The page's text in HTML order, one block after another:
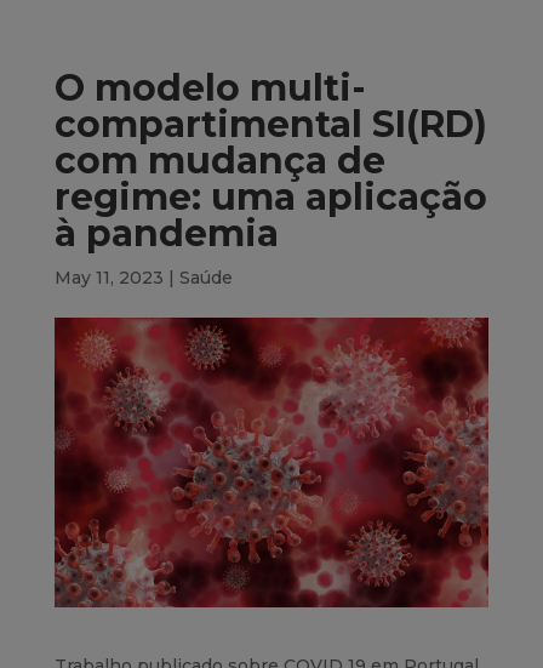
O modelo multi-
compartimental SI(RD)
com mudança de
regime: uma aplicação
à pandemia
May 11, 2023 | Saúde